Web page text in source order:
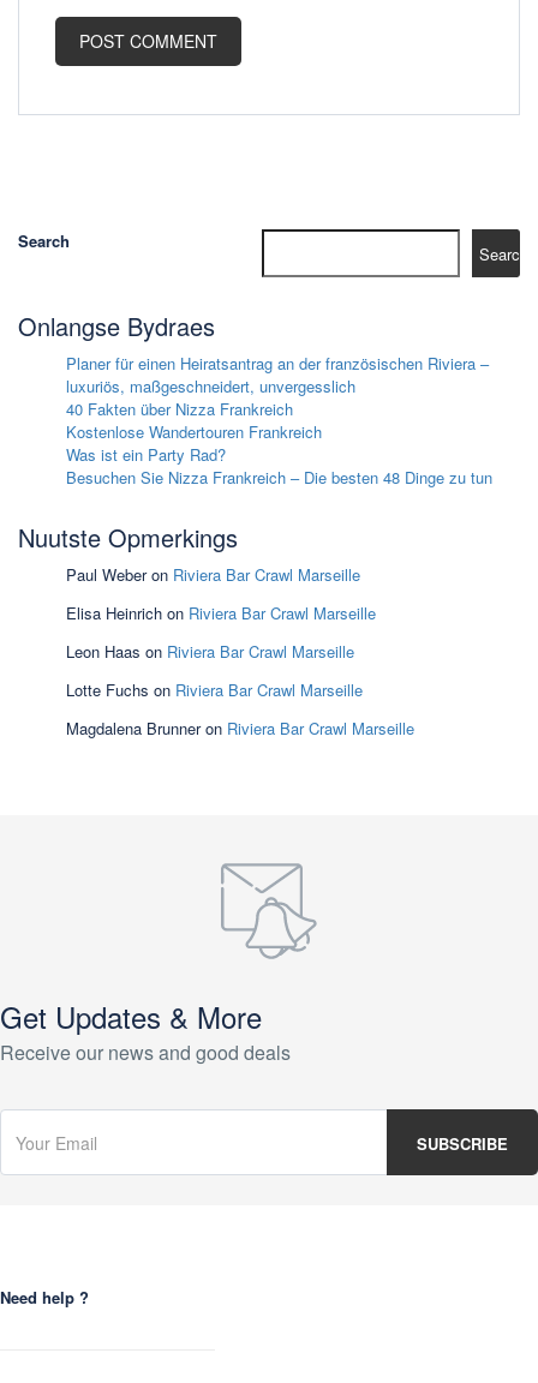
Search
Search
Onlangse Bydraes
Planer für einen Heiratsantrag an der französischen Riviera –
luxuriös, maßgeschneidert, unvergesslich
40 Fakten über Nizza Frankreich
Kostenlose Wandertouren Frankreich
Was ist ein Party Rad?
Besuchen Sie Nizza Frankreich – Die besten 48 Dinge zu tun
Nuutste Opmerkings
Paul Weberon Riviera Bar Crawl Marseille
Elisa Heinrich on Riviera Bar Crawl Marseille
Leon Haas on Riviera Bar Crawl Marseille
Lotte Fuchs on Riviera Bar Crawl Marseille
Magdalena Brunneron Riviera Bar Crawl Marseille
Get Updates & More
Receive our news and good deals
Need help ?